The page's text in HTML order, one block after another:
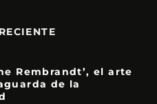
Rembrandt’, el arte
de la